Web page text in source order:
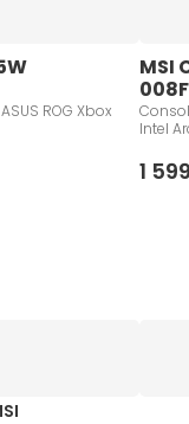
ROG Xbox
MSI
Intel
1